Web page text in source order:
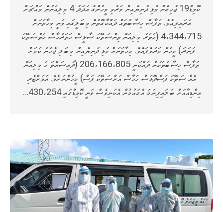
ކޮވިޑް19 ޖެހިގެން މުޅި ދުނިޔެއިން މަރުވި މީހުންގެ އަދަދު 4 މިލިއަނުން މައްޗަށް
އަރައިފިއެވެ. ތަފާސް ހިސާބުތައް ދައްކާގޮތުން މިބަލީގައި ވަނީ މިހާތަނަށް
4،344،715 (ހަތަރު މިލިއަން ތިންސަތޭކަ ސާޅީސް ހަތަރުހާސް ހަތްސަތޭކަ
ފަނަރަ) މީހުން މަރުވެފައެވެ. މިހާތަނަށް މުޅި ދުނިޔެއިން މިބަލި ޖެހުނު ކަމަށް
ތަފާސް ހިސާބުތަކުން ދައްކަނީ 206،166،805 (ދުއިސައްތަ ހަ މިލިއަން
އެއް ސަތޭކަ ފަސްދޮޅަސް ހަހާސް އަށްސަތޭކަ ފަސް) މީހުންނަށެވެ. އަވަށްޓެރި
އިންޑިއާއަށް ބަލައިފިނަމަ އެގައުމުން އެކަނިވެސް ވަނީ ކޮވިޑްގައި 430،254…